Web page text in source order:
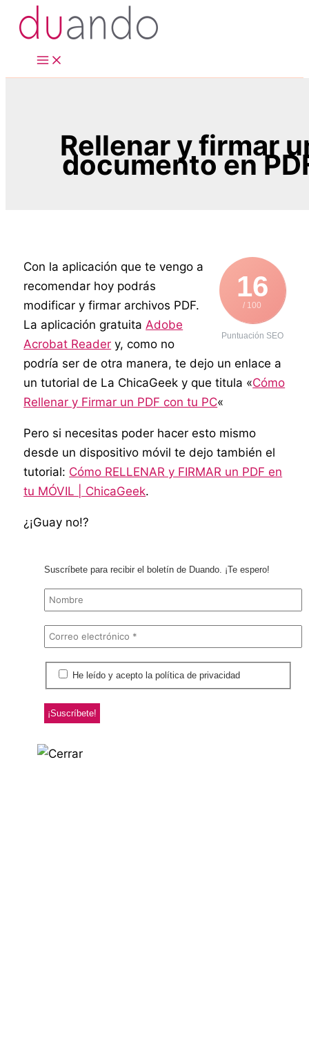
contenido
Rellenar y firmar
documento en
16
/ 100
Puntuación SEO
Con la aplicación que te vengo a
recomendar hoy podrás
modificar y firmar archivos PDF.
La aplicación gratuitaAdobe
Acrobat Reader y, como no
podría ser de otra manera, te dejo un enlace a
un tutorial de La ChicaGeek y que titula «Cómo
Rellenar y Firmar un PDF con tu PC«
Pero si necesitas poder hacer esto mismo
desde un dispositivo móvil te dejo también el
tutorial: Cómo RELLENAR y FIRMAR un PDF en
tu MÓVIL | ChicaGeek.
¿¡Guay no!?
Suscríbete para recibir el boletín de Duando. ¡Te espero!
He leído y acepto la política de privacidad